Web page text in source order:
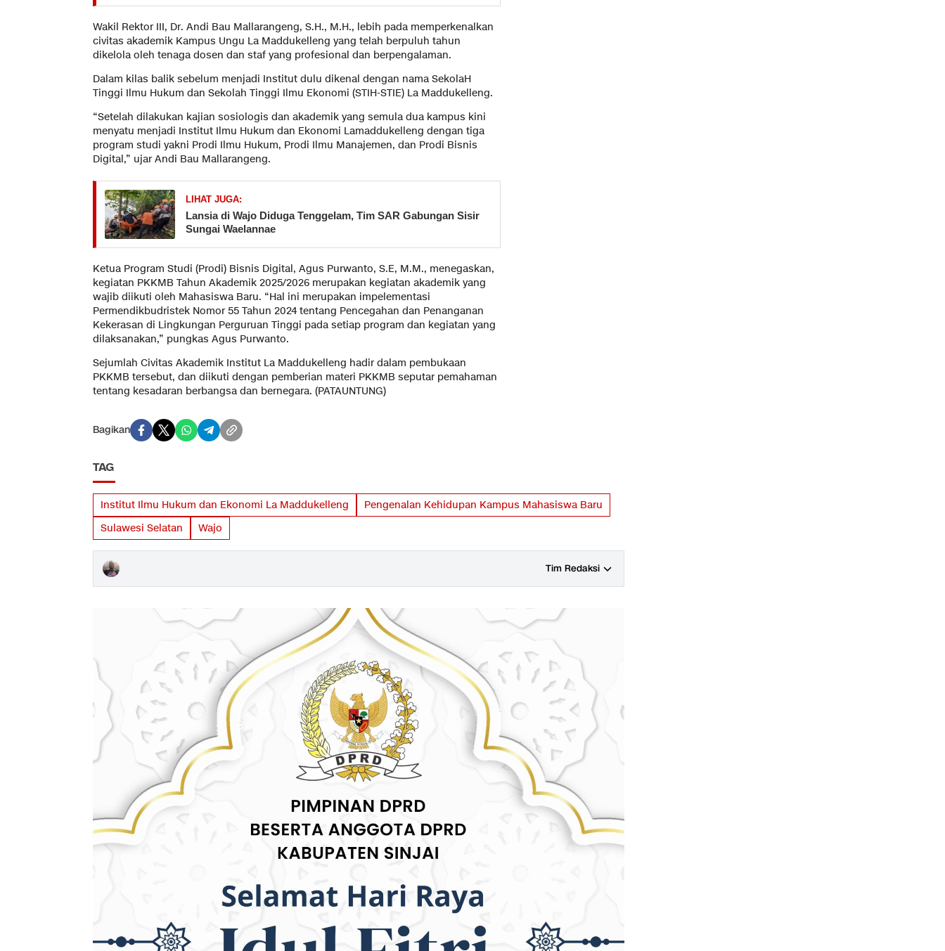
Wakil Rektor III, Dr. Andi Bau Mallarangeng, S.H., M.H., lebih pada memperkenalkan
civitas akademik Kampus Ungu La Maddukelleng yang telah berpuluh tahun
dikelola oleh tenaga dosen dan staf yang profesional dan berpengalaman.
Dalam kilas balik sebelum menjadi Institut dulu dikenal dengan nama SekolaH
Tinggi Ilmu Hukum dan Sekolah Tinggi Ilmu Ekonomi (STIH-STIE) La Maddukelleng.
“Setelah dilakukan kajian sosiologis dan akademik yang semula dua kampus kini
menyatu menjadi Institut Ilmu Hukum dan Ekonomi Lamaddukelleng dengan tiga
program studi yakni Prodi Ilmu Hukum, Prodi Ilmu Manajemen, dan Prodi Bisnis
Digital,” ujar Andi Bau Mallarangeng.
LIHAT JUGA:
Lansia di Wajo Diduga Tenggelam, Tim SAR Gabungan Sisir
Sungai Waelannae
Ketua Program Studi (Prodi) Bisnis Digital, Agus Purwanto, S.E, M.M., menegaskan,
kegiatan PKKMB Tahun Akademik 2025/2026 merupakan kegiatan akademik yang
wajib diikuti oleh Mahasiswa Baru. “Hal ini merupakan impelementasi
Permendikbudristek Nomor 55 Tahun 2024 tentang Pencegahan dan Penanganan
Kekerasan di Lingkungan Perguruan Tinggi pada setiap program dan kegiatan yang
dilaksanakan,” pungkas Agus Purwanto.
Sejumlah Civitas Akademik Institut La Maddukelleng hadir dalam pembukaan
PKKMB tersebut, dan diikuti dengan pemberian materi PKKMB seputar pemahaman
tentang kesadaran berbangsa dan bernegara. (PATAUNTUNG)
Bagikan
TAG
Institut Ilmu Hukum dan Ekonomi La Maddukelleng
Pengenalan Kehidupan Kampus Mahasiswa Baru
Sulawesi Selatan
Wajo
Tim Redaksi